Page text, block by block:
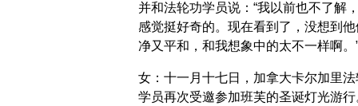
并和法轮功学员说：“我以前也不了解
感觉挺好奇的。现在看到了，没想到他
净又平和，和我想象中的太不一样啊。
女：十一月十七日，加拿大卡尔加里法
学员再次受邀参加班芙的圣诞灯光游行